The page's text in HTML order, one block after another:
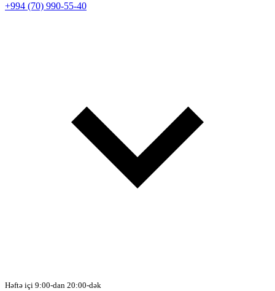
+994 (70) 990-55-40
Həftə içi 9:00-dan 20:00-dək